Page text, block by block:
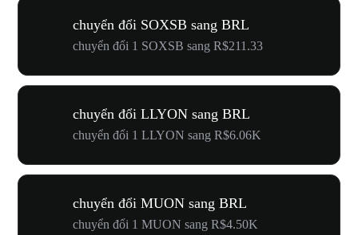
chuyển đổi SOXSB sang BRL
chuyển đổi 1 SOXSB sang R$211.33
chuyển đổi LLYON sang BRL
chuyển đổi 1 LLYON sang R$6.06K
chuyển đổi MUON sang BRL
chuyển đổi 1 MUON sang R$4.50K